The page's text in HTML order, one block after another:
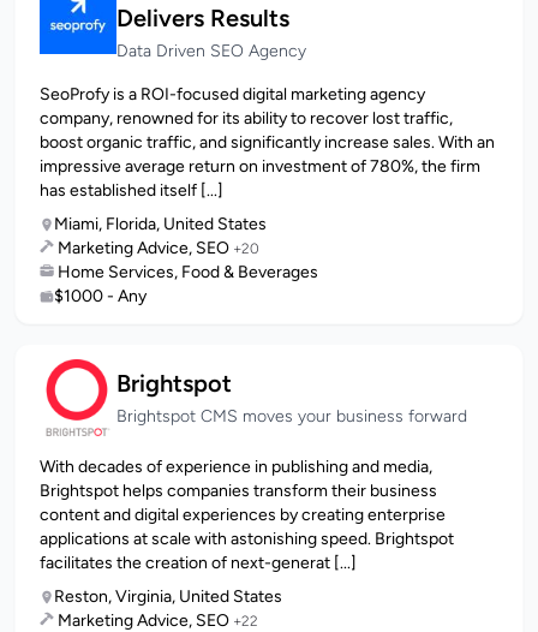
Delivers Results
Data Driven SEO Agency
SeoProfy is a ROI-focused digital marketing agency
company, renowned for its ability to recover lost traffic,
boost organic traffic, and significantly increase sales. With an
impressive average return on investment of 780%, the firm
has established itself [...]
Miami, Florida, United States
Marketing Advice, SEO +20
Home Services, Food & Beverages
$1000 - Any
Brightspot
Brightspot CMS moves your business forward
With decades of experience in publishing and media,
Brightspot helps companies transform their business
content and digital experiences by creating enterprise
applications at scale with astonishing speed. Brightspot
facilitates the creation of next-generat [...]
Reston, Virginia, United States
Marketing Advice, SEO +22